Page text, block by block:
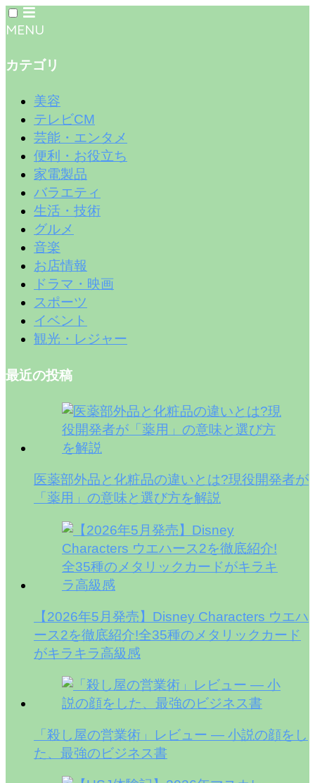
MENU
カテゴリ
美容
テレビCM
芸能・エンタメ
便利・お役立ち
家電製品
バラエティ
生活・技術
グルメ
音楽
お店情報
ドラマ・映画
スポーツ
イベント
観光・レジャー
最近の投稿
医薬部外品と化粧品の違いとは?現役開発者が
「薬用」の意味と選び方を解説
【2026年5月発売】Disney Characters ウエハ
ース2を徹底紹介!全35種のメタリックカード
がキラキラ高級感
「殺し屋の営業術」レビュー — 小説の顔をし
た、最強のビジネス書